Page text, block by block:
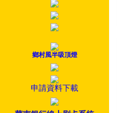
鄉村風半吸頂燈
申請資料下載